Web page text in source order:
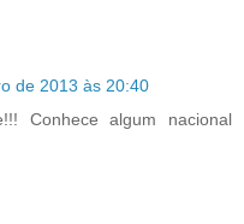
de 2013 às 20:40
Conhece algum nacional